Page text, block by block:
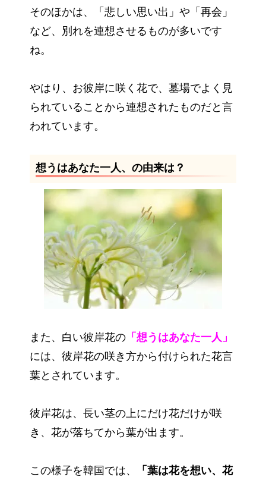
そのほかは、「悲しい思い出」や「再会」
など、別れを連想させるものが多いです
ね。
やはり、お彼岸に咲く花で、墓場でよく見
られていることから連想されたものだと言
われています。
想うはあなた一人、の由来は？
また、白い彼岸花の 「想うはあなた一人」
には、彼岸花の咲き方から付けられた花言
葉とされています。
彼岸花は、長い茎の上にだけ花だけが咲
き、花が落ちてから葉が出ます。
この様子を韓国では、
「葉は花を想い、花